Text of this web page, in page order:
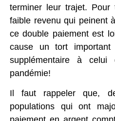
terminer leur trajet.
faible revenu qui peinent
ce double paiement est
cause un tort
supplémentaire à
pandémie!
Il faut rappeler que,
populations qui ont